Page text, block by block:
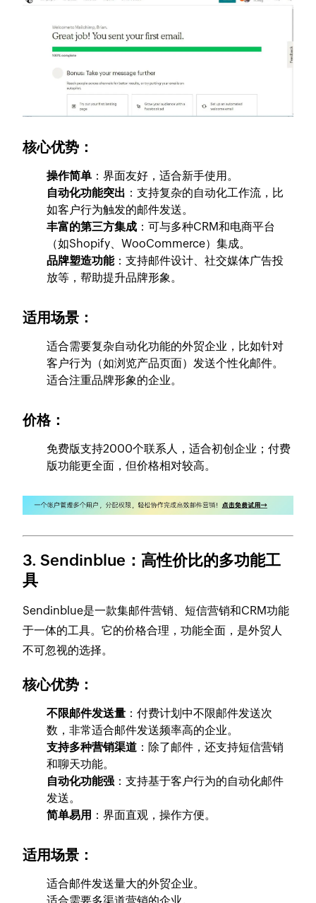
核心优势：
操作简单 ：界面友好，适合新手使用。
自动化功能突出 ：支持复杂的自动化工作流，比
如客户行为触发的邮件发送。
丰富的第三方集成 ：可与多种CRM和电商平台
（如Shopify、WooCommerce）集成。
品牌塑造功能：支持邮件设计、社交媒体广告投
放等，帮助提升品牌形象。
适用场景：
适合需要复杂自动化功能的外贸企业，比如针对
客户行为（如浏览产品页面）发送个性化邮件。
适合注重品牌形象的企业。
价格：
免费版支持2000个联系人，适合初创企业；付费
版功能更全面，但价格相对较高。
3. Sendinblue：高性价比的多功能工
具
Sendinblue是一款集邮件营销、短信营销和CRM功能
于一体的工具。它的价格合理，功能全面，是外贸人
不可忽视的选择。
核心优势：
不限邮件发送量 ：付费计划中不限邮件发送次
数，非常适合邮件发送频率高的企业。
支持多种营销渠道 ：除了邮件，还支持短信营销
和聊天功能。
自动化功能强 ：支持基于客户行为的自动化邮件
发送。
简单易用 ：界面直观，操作方便。
适用场景：
适合邮件发送量大的外贸企业。